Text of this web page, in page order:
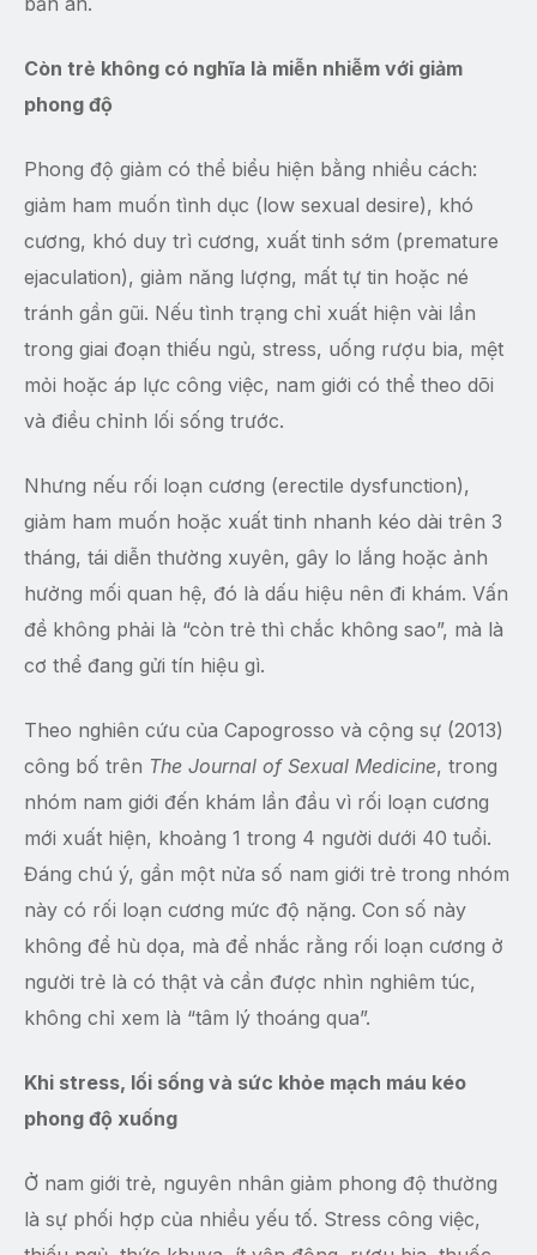
Còn trẻ không có nghĩa là miễn nhiễm với giảm
phong độ
Phong độ giảm có thể biểu hiện bằng nhiều cách:
giảm ham muốn tình dục (low sexual desire), khó
cương, khó duy trì cương, xuất tinh sớm (premature
ejaculation), giảm năng lượng, mất tự tin hoặc né
tránh gần gũi. Nếu tình trạng chỉ xuất hiện vài lần
trong giai đoạn thiếu ngủ, stress, uống rượu bia, mệt
mỏi hoặc áp lực công việc, nam giới có thể theo dõi
và điều chỉnh lối sống trước.
Nhưng nếu rối loạn cương (erectile dysfunction),
giảm ham muốn hoặc xuất tinh nhanh kéo dài trên 3
tháng, tái diễn thường xuyên, gây lo lắng hoặc ảnh
hưởng mối quan hệ, đó là dấu hiệu nên đi khám. Vấn
đề không phải là “còn trẻ thì chắc không sao”, mà là
cơ thể đang gửi tín hiệu gì.
Theo nghiên cứu của Capogrosso và cộng sự (2013)
công bố trên The Journal of Sexual Medicine, trong
nhóm nam giới đến khám lần đầu vì rối loạn cương
mới xuất hiện, khoảng 1 trong 4 người dưới 40 tuổi.
Đáng chú ý, gần một nửa số nam giới trẻ trong nhóm
này có rối loạn cương mức độ nặng. Con số này
không để hù dọa, mà để nhắc rằng rối loạn cương ở
người trẻ là có thật và cần được nhìn nghiêm túc,
không chỉ xem là “tâm lý thoáng qua”.
Khi stress, lối sống và sức khỏe mạch máu kéo
phong độ xuống
Ở nam giới trẻ, nguyên nhân giảm phong độ thường
là sự phối hợp của nhiều yếu tố. Stress công việc,